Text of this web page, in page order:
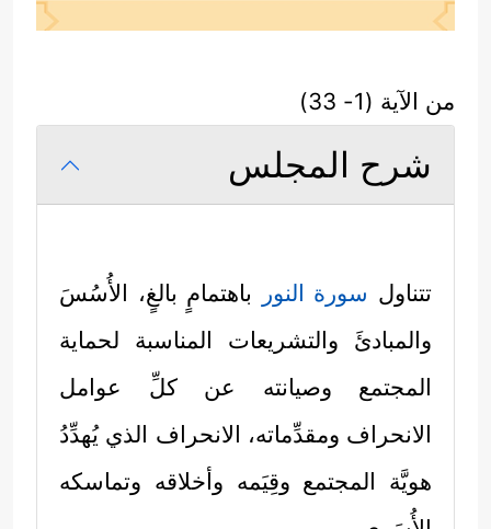
من الآية (1- 33)
شرح المجلس
تتناول سورة النور
باهتمامٍ بالغٍ، الأُسُسَ
والمبادئَ والتشريعات المناسبة لحماية
المجتمع وصيانته عن كلِّ عوامل
الانحراف ومقدِّماته، الانحراف الذي يُهدِّدُ
هويَّة المجتمع وقِيَمه وأخلاقه وتماسكه